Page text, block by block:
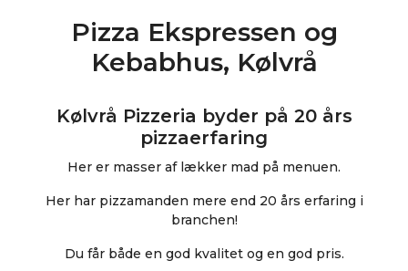
Pizza Ekspressen og
Kebabhus, Kølvrå
Kølvrå Pizzeria byder på 20 års
pizzaerfaring
Her er masser af lækker mad på menuen.
Her har pizzamanden mere end 20 års erfaring i
branchen!
Du får både en god kvalitet og en god pris.